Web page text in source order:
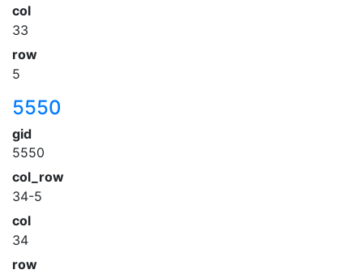
col
33
row
5
5550
gid
5550
col_row
34-5
col
34
row